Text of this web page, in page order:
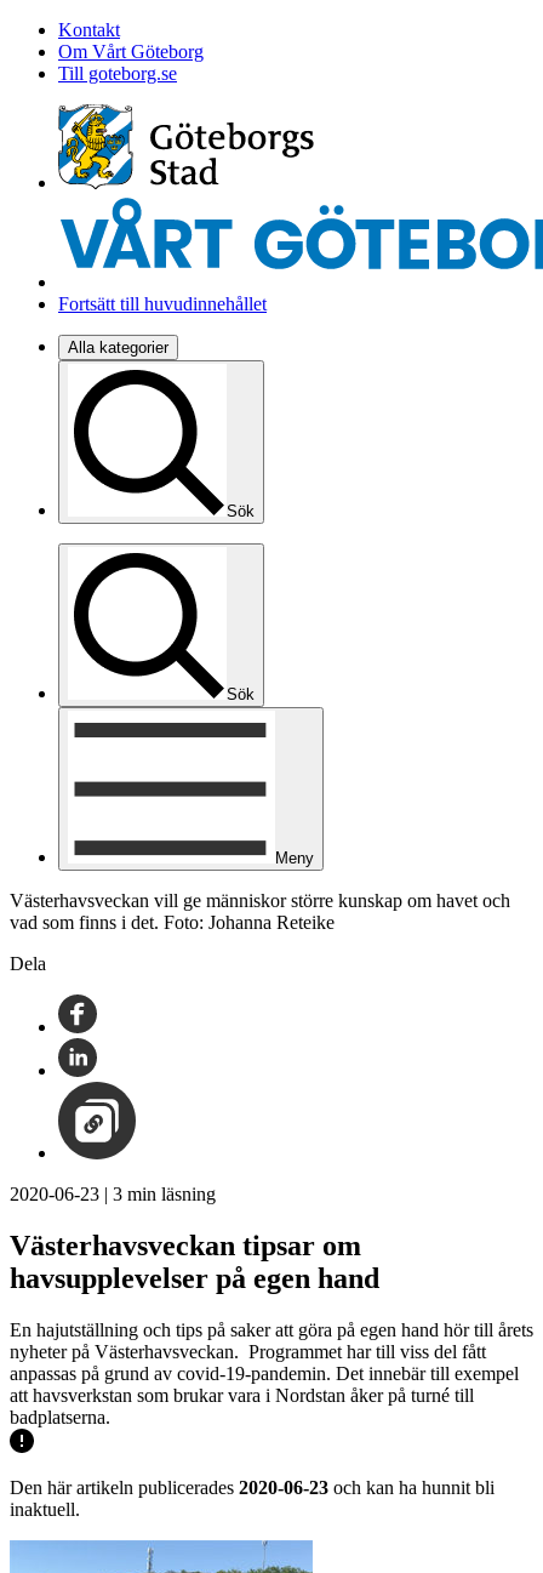
Kontakt
Om Vårt Göteborg
Till goteborg.se
Fortsätt till huvudinnehållet
Alla kategorier
Sök
Sök
Meny
Västerhavsveckan vill ge människor större kunskap om havet och
vad som finns i det. Foto: Johanna Reteike
Dela
2020-06-23 | 3 min läsning
Västerhavsveckan tipsar om
havsupplevelser på egen hand
En hajutställning och tips på saker att göra på egen hand hör till årets
nyheter på Västerhavsveckan. Programmet har till viss del fått
anpassas på grund av covid-19-pandemin. Det innebär till exempel
att havsverkstan som brukar vara i Nordstan åker på turné till
badplatserna.
Den här artikeln publicerades 2020-06-23 och kan ha hunnit bli
inaktuell.